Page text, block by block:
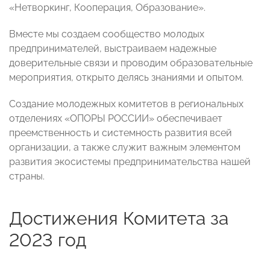
«Нетворкинг, Кооперация, Образование».
Вместе мы создаем сообщество молодых
предпринимателей, выстраиваем надежные
доверительные связи и проводим образовательные
мероприятия, открыто делясь знаниями и опытом.
Создание молодежных комитетов в региональных
отделениях «ОПОРЫ РОССИИ» обеспечивает
преемственность и системность развития всей
организации, а также служит важным элементом
развития экосистемы предпринимательства нашей
страны.
Достижения Комитета за
2023 год